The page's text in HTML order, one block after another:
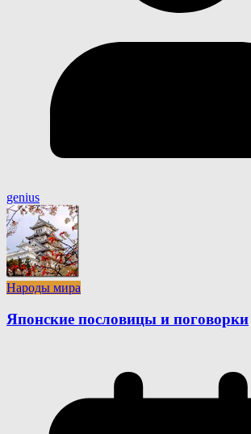
genius
Народы мира
Японские пословицы и поговорки